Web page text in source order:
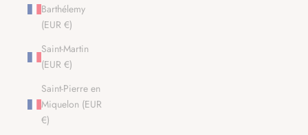
Barthélemy
(EUR €)
Saint-Martin
(EUR €)
Saint-Pierre en
Miquelon (EUR
€)